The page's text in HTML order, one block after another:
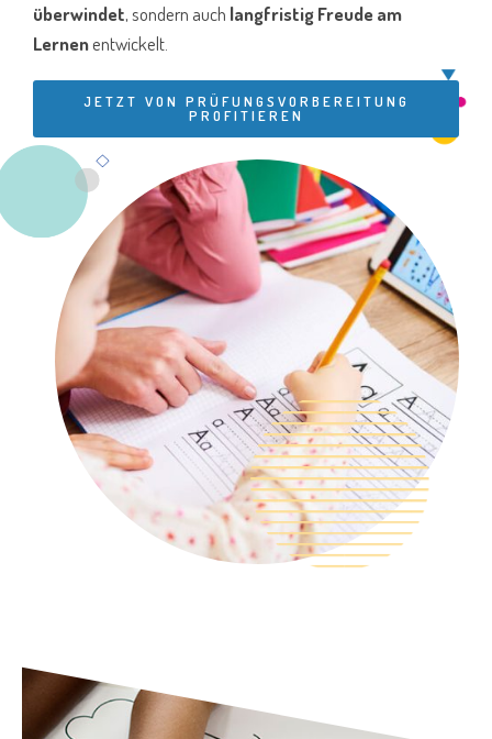
überwindet, sondern auch langfristig Freude am
Lernenentwickelt.
JETZT VON PRÜFUNGSVORBEREITUNG
PROFITIEREN